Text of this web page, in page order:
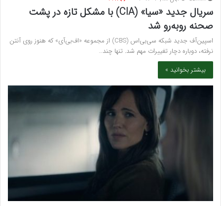
سریال جدید «سیا» (CIA) با مشکل تازه در پشت
صحنه روبه‌رو شد
اسپین‌آف جدید شبکه سی‌بی‌اس (CBS) از مجموعه «اف‌بی‌آی» که هنوز روی آنتن
نرفته، دوباره دچار تغییرات مهم شد. تنها چند…
بیشتر بخوانید »